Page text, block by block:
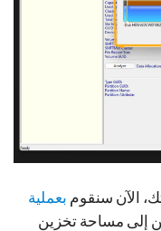
الآن سنقوم بعملية
إلى مساحة تخزين